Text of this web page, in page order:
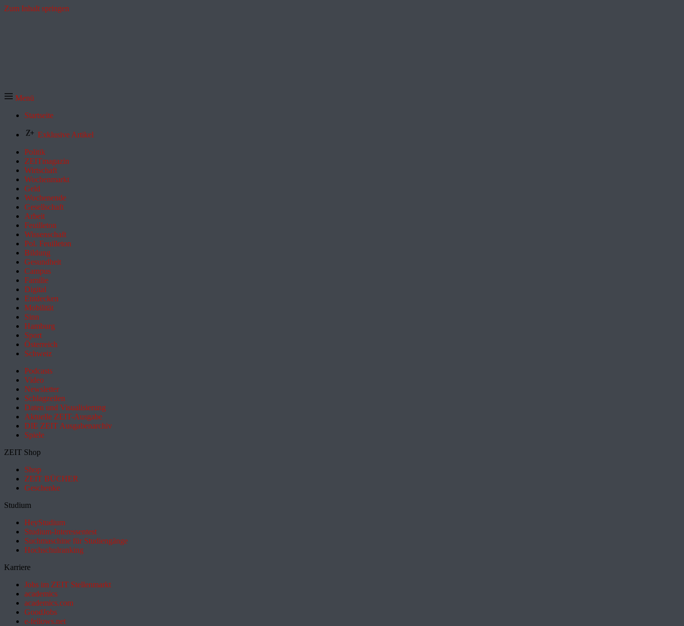
Zum Inhalt springen
Menü
Startseite
Exklusive Artikel
Politik
ZEITmagazin
Wirtschaft
Wochenmarkt
Geld
Wochenende
Gesellschaft
Arbeit
Feuilleton
Wissenschaft
Pol. Feuilleton
Bildung
Gesundheit
Campus
Familie
Digital
Entdecken
Mobilität
Sinn
Hamburg
Sport
Österreich
Schweiz
Podcasts
Video
Newsletter
Schlagzeilen
Daten und Visualisierung
Aktuelle ZEIT-Ausgabe
DIE ZEIT Ausgabenarchiv
Spiele
ZEIT Shop
Shop
ZEIT BÜCHER
Geschenke
Studium
HeyStudium
Studium-Interessentest
Suchmaschine für Studiengänge
Hochschulranking
Karriere
Jobs im ZEIT Stellenmarkt
academics
academics.com
GoodJobs
e-fellows.net